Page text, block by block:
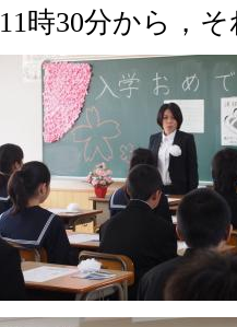
11時30分から，